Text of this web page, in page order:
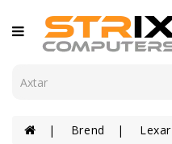
Kateqoriya
Komputer Brend Lexar